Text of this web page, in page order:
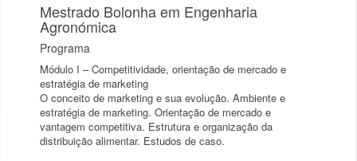
Mestrado Bolonha em Engenharia
Agronómica
Programa
Módulo I – Competitividade, orientação de mercado e
estratégia de marketing
O conceito de marketing e sua evolução. Ambiente e
estratégia de marketing. Orientação de mercado e
vantagem competitiva. Estrutura e organização da
distribuição alimentar. Estudos de caso.